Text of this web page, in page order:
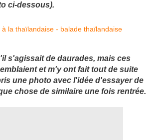
ci-dessous).
s'agissait de daurades, mais ces
et m'y ont fait tout de suite
une photo avec l'idée d'essayer de
chose de similaire une fois rentrée.